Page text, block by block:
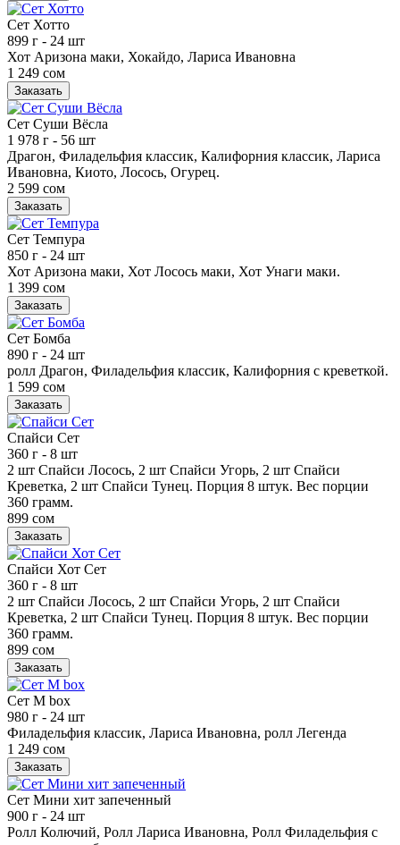
Сет Хотто
899 г - 24 шт
Хот Аризона маки, Хокайдо, Лариса Ивановна
1 249 сом
Заказать
Сет Суши Вёсла
1 978 г - 56 шт
Драгон, Филадельфия классик, Калифорния классик, Лариса
Ивановна, Киото, Лосось, Огурец.
2 599 сом
Заказать
Сет Темпура
850 г - 24 шт
Хот Аризона маки, Хот Лосось маки, Хот Унаги маки.
1 399 сом
Заказать
Сет Бомба
890 г - 24 шт
ролл Драгон, Филадельфия классик, Калифорния с креветкой.
1 599 сом
Заказать
Спайси Сет
360 г - 8 шт
2 шт Спайси Лосось, 2 шт Спайси Угорь, 2 шт Спайси
Креветка, 2 шт Спайси Тунец. Порция 8 штук. Вес порции
360 грамм.
899 сом
Заказать
Спайси Хот Сет
360 г - 8 шт
2 шт Спайси Лосось, 2 шт Спайси Угорь, 2 шт Спайси
Креветка, 2 шт Спайси Тунец. Порция 8 штук. Вес порции
360 грамм.
899 сом
Заказать
Сет М box
980 г - 24 шт
Филадельфия классик, Лариса Ивановна, ролл Легенда
1 249 сом
Заказать
Сет Мини хит запеченный
900 г - 24 шт
Ролл Колючий, Ролл Лариса Ивановна, Ролл Филадельфия с